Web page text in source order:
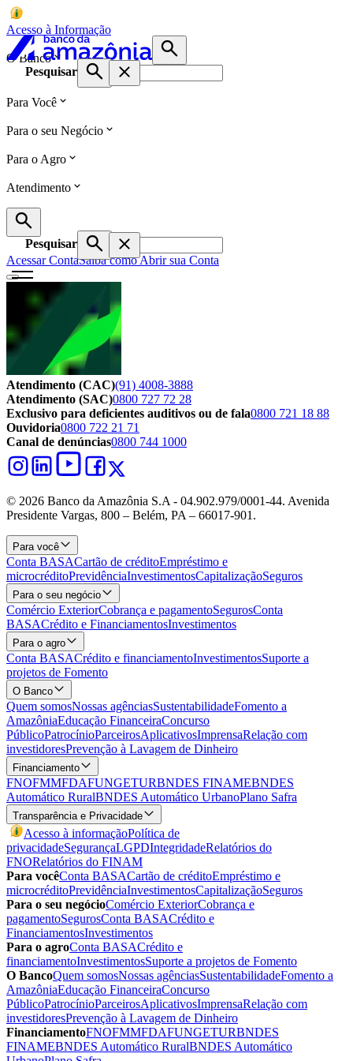
Acesso à Informação
O Banco
Pesquisar
Para Você
Para o seu Negócio
Para o Agro
Atendimento
Pesquisar
Acessar ContaSaiba como Abrir sua Conta
Atendimento (CAC)(91) 4008-3888
Atendimento (SAC)0800 727 72 28
Exclusivo para deficientes auditivos ou de fala0800 721 18 88
Ouvidoria0800 722 21 71
Canal de denúncias0800 744 1000
© 2026 Banco da Amazônia S.A - 04.902.979/0001‐44. Avenida
Presidente Vargas, 800 – Belém, PA – 66017-901.
Para você
Conta BASACartão de créditoEmpréstimo e
microcréditoPrevidênciaInvestimentosCapitalizaçãoSeguros
Para o seu negócio
Comércio ExteriorCobrança e pagamentoSegurosConta
BASACrédito e FinanciamentosInvestimentos
Para o agro
Conta BASACrédito e financiamentoInvestimentosSuporte a
projetos de Fomento
O Banco
Quem somosNossas agênciasSustentabilidadeFomento a
AmazôniaEducação FinanceiraConcurso
PúblicoPatrocínioParceirosAplicativosImprensaRelação com
investidoresPrevenção à Lavagem de Dinheiro
Financiamento
FNOFMMFDAFUNGETURBNDES FINAMEBNDES
Automático RuralBNDES Automático UrbanoPlano Safra
Transparência e Privacidade
Acesso à informaçãoPolítica de
privacidadeSegurançaLGPDIntegridadeRelatórios do
FNORelatórios do FINAM
Para vocêConta BASACartão de créditoEmpréstimo e
microcréditoPrevidênciaInvestimentosCapitalizaçãoSeguros
Para o seu negócioComércio ExteriorCobrança e
pagamentoSegurosConta BASACrédito e
FinanciamentosInvestimentos
Para o agroConta BASACrédito e
financiamentoInvestimentosSuporte a projetos de Fomento
O BancoQuem somosNossas agênciasSustentabilidadeFomento a
AmazôniaEducação FinanceiraConcurso
PúblicoPatrocínioParceirosAplicativosImprensaRelação com
investidoresPrevenção à Lavagem de Dinheiro
FinanciamentoFNOFMMFDAFUNGETURBNDES
FINAMEBNDES Automático RuralBNDES Automático